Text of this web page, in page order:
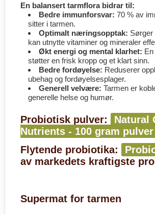
En balansert tarmflora bidrar til:
Bedre immunforsvar: 70 % av
sitter i tarmen.
Optimalt næringsopptak: Sørger
kan utnytte vitaminer og mineraler
Økt energi og mental klarhet:
støtter en frisk kropp og et klart sinn.
Bedre fordøyelse: Reduserer
ubehag og fordøyelsesplager.
Generell velvære: Tarmen er
generelle helse og humør.
Probiotisk pulver:
Natural
Nutrients - 100 gram pulver
Flytende probiotika:
av markedets kraftigste
Supermat for tarmen